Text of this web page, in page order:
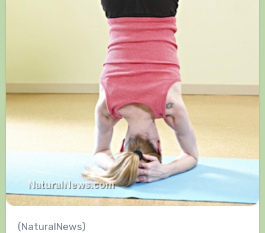
(NaturalNews)